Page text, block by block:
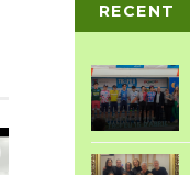
RECENT